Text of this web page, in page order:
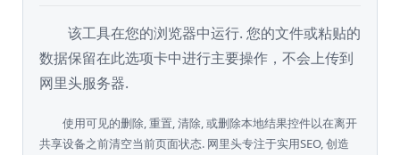
该工具在您的浏览器中运行. 您的文件或粘贴的
数据保留在此选项卡中进行主要操作，不会上传到
网里头服务器.
使用可见的删除, 重置, 清除, 或删除本地结果控件以在离开
共享设备之前清空当前页面状态. 网里头专注于实用SEO, 创造